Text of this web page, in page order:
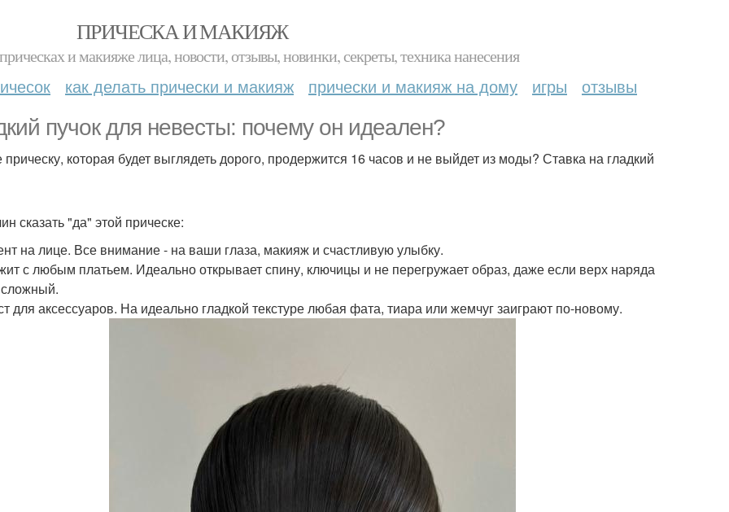
ПРИЧЕСКА И МАКИЯЖ
и макияже лица, новости, отзывы, новинки, секреты, техника нанесения
как делать прически и макияж прически и макияж на дому игры отзывы
пучок для невесты: почему он идеален?
которая будет выглядеть дорого, продержится 16 часов и не выйдет из моды? Ставка на гладкий
сказать "да" этой прическе:
на лице. Все внимание - на ваши глаза, макияж и счастливую улыбку.
с любым платьем. Идеально открывает спину, ключицы и не перегружает образ, даже если верх наряда
для аксессуаров. На идеально гладкой текстуре любая фата, тиара или жемчуг заиграют по-новому.